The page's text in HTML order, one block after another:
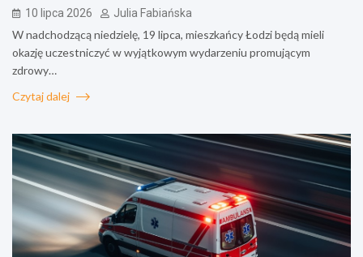
10 lipca 2026 Julia Fabiańska
W nadchodzącą niedzielę, 19 lipca, mieszkańcy Łodzi będą mieli
okazję uczestniczyć w wyjątkowym wydarzeniu promującym
zdrowy…
Czytaj dalej